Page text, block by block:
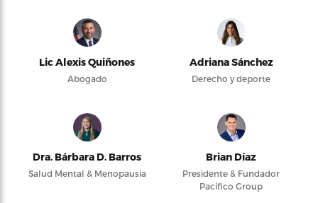
Lic Alexis Quiñones
Abogado
Adriana Sánchez
Derecho y deporte
Dra. Bárbara D. Barros
Salud Mental & Menopausia
Brian Díaz
Presidente & Fundador
Pacifico Group